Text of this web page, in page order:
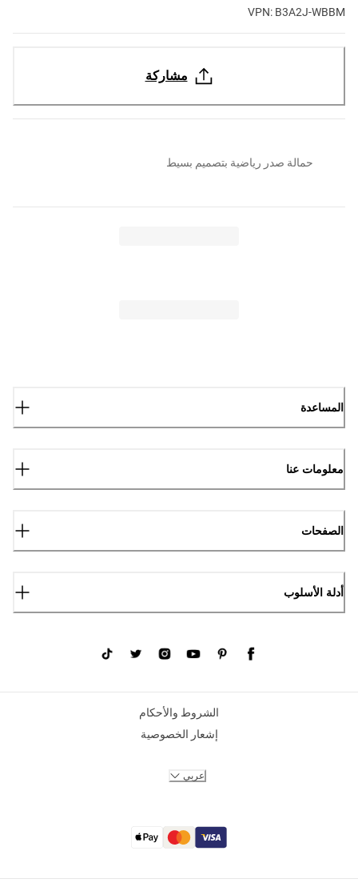
VPN: B3A2J-WBBM
مشاركة
حمالة صدر رياضية بتصميم بسيط
المساعدة
معلومات عنا
الصفحات
أدلة الأسلوب
الشروط والأحكام
إشعار الخصوصية
عربي